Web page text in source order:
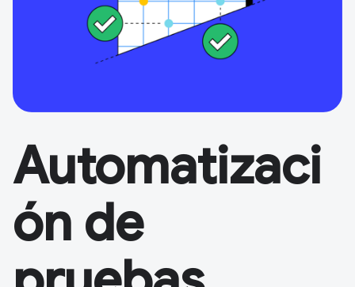
Automatizaci
ón de